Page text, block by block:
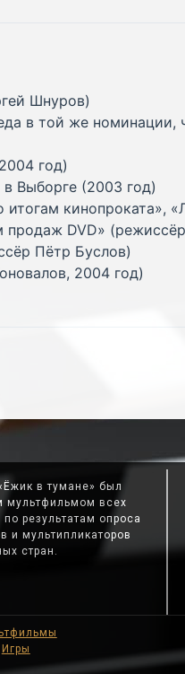
Шнуров)
в той же номинации,
год)
Выборге (2003 год)
кинопроката»,
DVD»
Пётр Буслов)
2004 год)
в тумане» был
мультфильмом всех
результатам опроса
и мультипликаторов
стран.
Игры